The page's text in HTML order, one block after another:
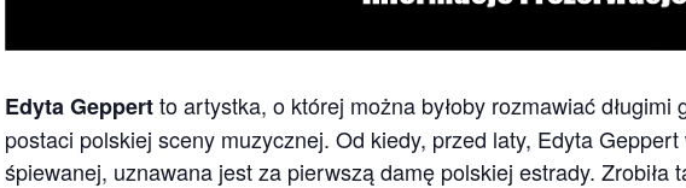
Edyta Geppertto artystka, o której można byłoby rozmawiać
postaci polskiej sceny muzycznej. Od kiedy, przed laty, Edyta
śpiewanej, uznawana jest za pierwszą damę polskiej estrady. Zrobiła